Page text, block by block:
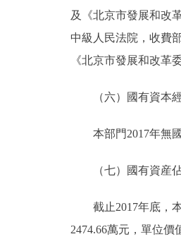
及《北京市發展和改
中級人民法院，收費
《北京市發展和改革
（六）國有資本經
本部門2017年無國
（七）國有資産佔
截止2017年底，本
2474.66萬元，單位價